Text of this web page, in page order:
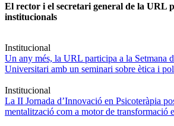
El rector i el secretari general de la URL
institucionals
Institucional
Un any més, la URL participa a la Setmana
Universitari amb un seminari sobre ètica i
Institucional
La II Jornada d’Innovació en Psicoteràpia
mentalització com a motor de transformació